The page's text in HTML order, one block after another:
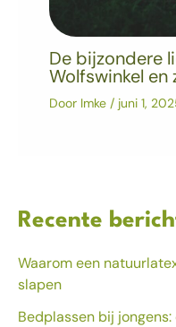
De bijzondere
Wolfswinkel en
Door Imke / juni 1,
Recente
Waarom een
slapen
Bedplassen bij